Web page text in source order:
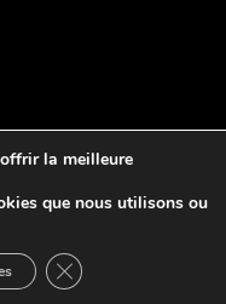
la meilleure
que nous utilisons ou
Fermer la bannière